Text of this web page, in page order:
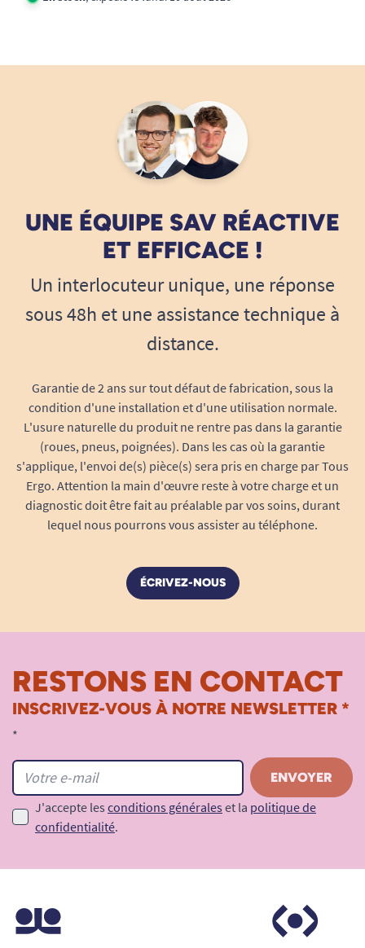
UNE ÉQUIPE SAV RÉACTIVE
ET EFFICACE !
Un interlocuteur unique, une réponse
sous 48h et une assistance technique à
distance.
Garantie de 2 ans sur tout défaut de fabrication, sous la
condition d'une installation et d'une utilisation normale.
L'usure naturelle du produit ne rentre pas dans la garantie
(roues, pneus, poignées). Dans les cas où la garantie
s'applique, l'envoi de(s) pièce(s) sera pris en charge par Tous
Ergo. Attention la main d'œuvre reste à votre charge et un
diagnostic doit être fait au préalable par vos soins, durant
lequel nous pourrons vous assister au téléphone.
ÉCRIVEZ-NOUS
RESTONS EN CONTACT
INSCRIVEZ-VOUS À NOTRE NEWSLETTER *
*
J'accepte les conditions générales et la politique de
confidentialité.